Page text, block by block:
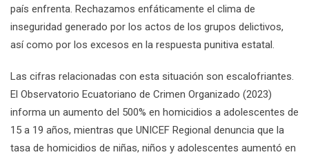
país enfrenta. Rechazamos enfáticamente el clima de
inseguridad generado por los actos de los grupos delictivos,
así como por los excesos en la respuesta punitiva estatal.
Las cifras relacionadas con esta situación son escalofriantes.
El Observatorio Ecuatoriano de Crimen Organizado (2023)
informa un aumento del 500% en homicidios a adolescentes de
15 a 19 años, mientras que UNICEF Regional denuncia que la
tasa de homicidios de niñas, niños y adolescentes aumentó en